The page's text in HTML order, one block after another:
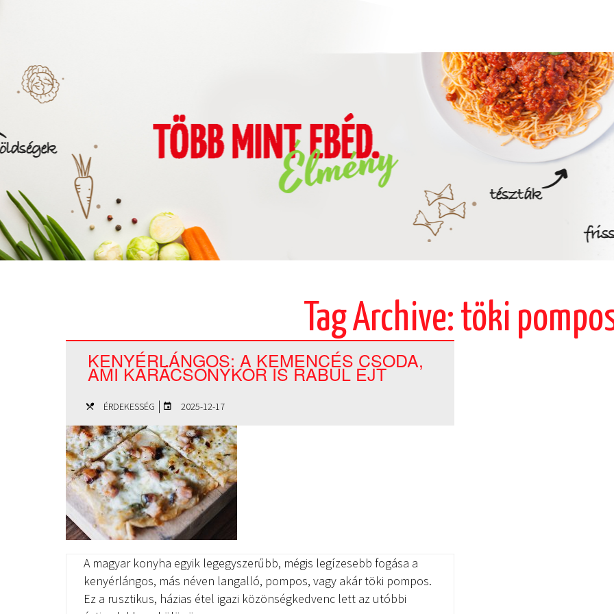
Tag Archive: töki
KENYÉRLÁNGOS: A KEMENCÉS CSODA,
AMI KARÁCSONYKOR IS RABUL EJT
ÉRDEKESSÉG | 2025-12-17
A magyar konyha egyik legegyszerűbb, mégis legízesebb fogása a
kenyérlángos, más néven langalló, pompos, vagy akár töki pompos.
Ez a rusztikus, házias étel igazi közönségkedvenc lett az utóbbi